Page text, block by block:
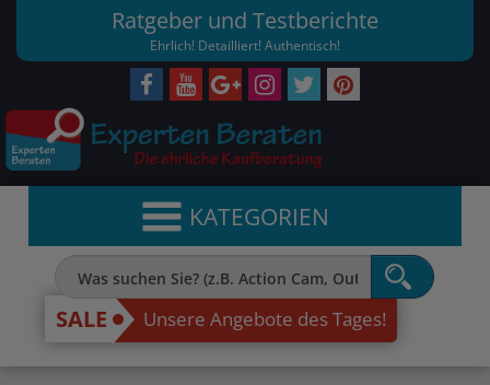
Ratgeber und Testberichte
Ehrlich! Detailliert! Authentisch!
KATEGORIEN
SALE Unsere Angebote des Tages!